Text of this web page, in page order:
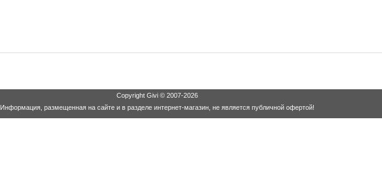
Copyright Givi© 2007-2026
Информация, размещенная на сайте и в разделе интернет-магазин, не является публичной офертой!